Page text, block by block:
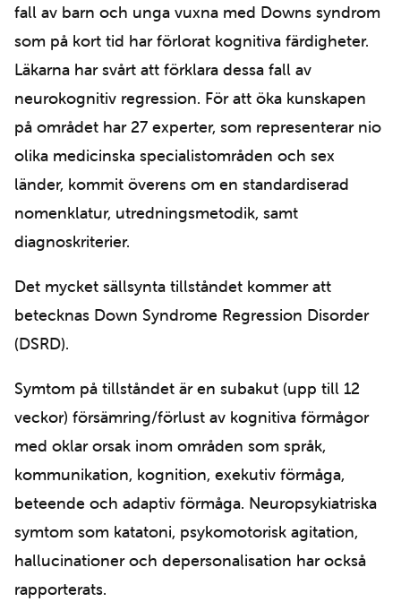
fall av barn och unga vuxna med Downs syndrom
som på kort tid har förlorat kognitiva färdigheter.
Läkarna har svårt att förklara dessa fall av
neurokognitiv regression. För att öka kunskapen
på området har 27 experter, som representerar nio
olika medicinska specialistområden och sex
länder, kommit överens om en standardiserad
nomenklatur, utredningsmetodik, samt
diagnoskriterier.
Det mycket sällsynta tillståndet kommer att
betecknas Down Syndrome Regression Disorder
(DSRD).
Symtom på tillståndet är en subakut (upp till 12
veckor) försämring/förlust av kognitiva förmågor
med oklar orsak inom områden som språk,
kommunikation, kognition, exekutiv förmåga,
beteende och adaptiv förmåga. Neuropsykiatriska
symtom som katatoni, psykomotorisk agitation,
hallucinationer och depersonalisation har också
rapporterats.